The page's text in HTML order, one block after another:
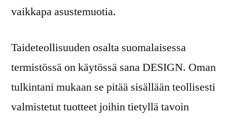
vaikkapa asustemuotia.
Taideteollisuuden osalta suomalaisessa
termistössä on käytössä sana DESIGN. Oman
tulkintani mukaan se pitää sisällään teollisesti
valmistetut tuotteet joihin tietyllä tavoin